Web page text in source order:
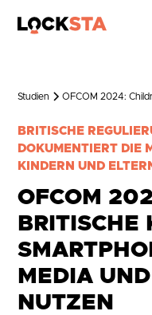
Studien OFCOM 2024:
BRITISCHE
DOKUMENTIERT DIE
KINDERN UND
OFCOM
BRITISCHE
MEDIA
NUTZEN